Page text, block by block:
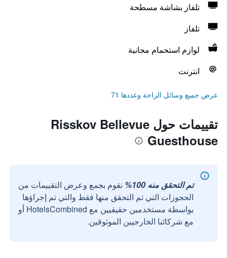
تلفاز بشاشة مسطحة
تلفاز
لوازم استحمام مجانية
انترنت
عرض جميع وسائل الراحة وعددها 71
تقييمات حول Risskov Bellevue
Guesthouse
تم التحقق منه 100%
نقوم بجمع وعرض التقييمات من
الحجوزات التي تم التحقق منها فقط والتي تم إجراؤها
بواسطة مستخدمين حقيقيين مع HotelsCombined أو
مع شركائنا الخارجيين الموثوقين.